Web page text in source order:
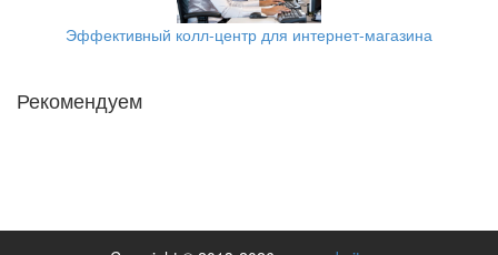
Эффективный колл-центр для интернет-магазина
Рекомендуем